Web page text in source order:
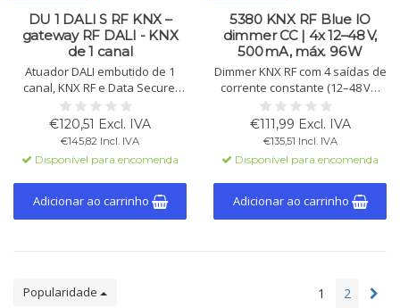
DU 1 DALI S RF KNX –
gateway RF DALI - KNX
de 1 canal
Atuador DALI embutido de 1
canal, KNX RF e Data Secure.
Certificado DALI-2. Para
luminárias RGB, RGBW, Tunable
White e padrão. Design
compacto com 2 entradas
binárias.
€120,51 Excl. IVA
€145,82 Incl. IVA
Disponível para encomenda
Adicionar ao carrinho
5380 KNX RF Blue IO
dimmer CC | 4x 12–48 V,
500 mA, máx. 96 W
Dimmer KNX RF com 4 saídas de
corrente constante (12–48 V⎓,
500 mA) para LEDs RGB, RGBW
ou Tunable White. Inclui cenas,
temporizadores e KNX Data
Secure. 96 W.
€111,99 Excl. IVA
€135,51 Incl. IVA
Disponível para encomenda
Adicionar ao carrinho
Popularidade 1 2